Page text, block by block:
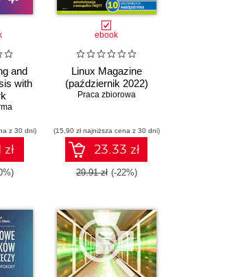
and
with
z 30 dni)
zł
ebook
Linux Magazine
(październik 2022)
Praca zbiorowa
(15,90 zł najniższa cena z 30 dni)
23.33 zł
29.91 zł (-22%)